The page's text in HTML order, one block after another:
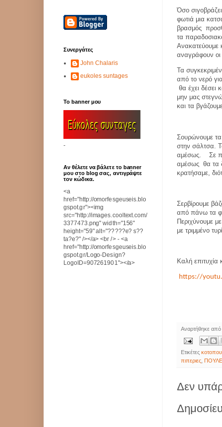
Όσο
φωτιά μια
βρασμός
τα
Ανακατεύουμε
αναγράφουν
Τα
από το νερό
θα έχει δέσει
μην μας
και τα
Σουρώνουμε τα
στην σάλτσα.
αμέσως.
Σε
αμέσως θα τα
κρατήσαμε,
Σερβίρουμε
από πάνω τα
Περιχύνουμε
με τριμμένο
Καλή
https://
Αναρτήθηκε
Ετικέτες
πιπεριες
Δεν
Συνεργάτες
John Chalaris
eukoles suntages
Το banner μου
-
Αν θέλετε να βάλετε το banner
μου στο blog σας, αντιγράψτε
τον κώδικα.
<a
href="http://omorfesgeuseis.blo
gspot.gr"><img
src="http://images.cooltext.com/
3377473.png" width="156"
height="59" alt="?????e? s??
ta?e?" /></a> <br /> - <a
href="http://omorfesgeuseis.blo
gspot.gr/Logo-Design?
LogoID=907261901"></a>